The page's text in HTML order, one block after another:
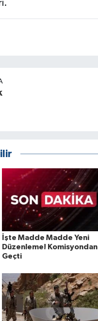
İşte Madde Madde Yeni
Düzenleme! Komisyondan
Geçti